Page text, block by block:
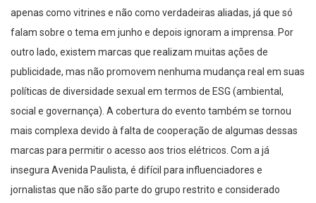
apenas como vitrines e não como verdadeiras aliadas, já que só
falam sobre o tema em junho e depois ignoram a imprensa. Por
outro lado, existem marcas que realizam muitas ações de
publicidade, mas não promovem nenhuma mudança real em suas
políticas de diversidade sexual em termos de ESG (ambiental,
social e governança). A cobertura do evento também se tornou
mais complexa devido à falta de cooperação de algumas dessas
marcas para permitir o acesso aos trios elétricos. Com a já
insegura Avenida Paulista, é difícil para influenciadores e
jornalistas que não são parte do grupo restrito e considerado